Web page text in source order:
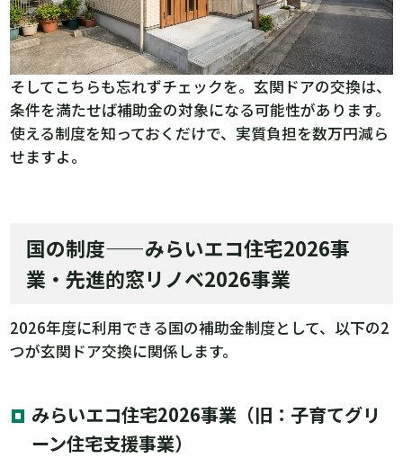
そしてこちらも忘れずチェックを。玄関ドアの交換は、
条件を満たせば補助金の対象になる可能性があります。
使える制度を知っておくだけで、実質負担を数万円減ら
せますよ。
国の制度——みらいエコ住宅2026事
業・先進的窓リノベ2026事業
2026年度に利用できる国の補助金制度として、以下の2
つが玄関ドア交換に関係します。
みらいエコ住宅2026事業（旧：子育てグリ
ーン住宅支援事業）